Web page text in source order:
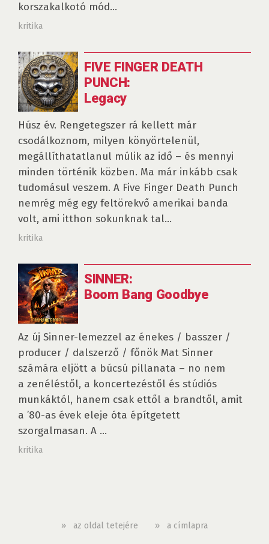
korszakalkotó mód...
kritika
FIVE FINGER DEATH
PUNCH:
Legacy
Húsz év. Rengetegszer rá kellett már
csodálkoznom, milyen könyörtelenül,
megállíthatatlanul múlik az idő – és mennyi
minden történik közben. Ma már inkább csak
tudomásul veszem. A Five Finger Death Punch
nemrég még egy feltörekvő amerikai banda
volt, ami itthon sokunknak tal...
kritika
SINNER:
Boom Bang Goodbye
Az új Sinner-lemezzel az énekes / basszer /
producer / dalszerző / főnök Mat Sinner
számára eljött a búcsú pillanata – no nem
a zenéléstől, a koncertezéstől és stúdiós
munkáktól, hanem csak ettől a brandtől, amit
a ’80-as évek eleje óta építgetett
szorgalmasan. A ...
kritika
» az oldal tetejére » a címlapra